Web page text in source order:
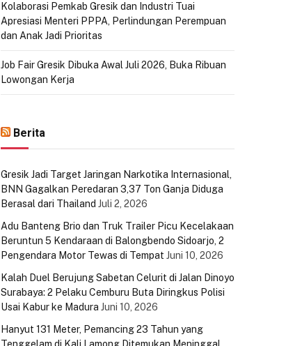
Kolaborasi Pemkab Gresik dan Industri Tuai
Apresiasi Menteri PPPA, Perlindungan Perempuan
dan Anak Jadi Prioritas
Job Fair Gresik Dibuka Awal Juli 2026, Buka Ribuan
Lowongan Kerja
Berita
Gresik Jadi Target Jaringan Narkotika Internasional,
BNN Gagalkan Peredaran 3,37 Ton Ganja Diduga
Berasal dari Thailand Juli 2, 2026
Adu Banteng Brio dan Truk Trailer Picu Kecelakaan
Beruntun 5 Kendaraan di Balongbendo Sidoarjo, 2
Pengendara Motor Tewas di Tempat Juni 10, 2026
Kalah Duel Berujung Sabetan Celurit di Jalan Dinoyo
Surabaya: 2 Pelaku Cemburu Buta Diringkus Polisi
Usai Kabur ke Madura Juni 10, 2026
Hanyut 131 Meter, Pemancing 23 Tahun yang